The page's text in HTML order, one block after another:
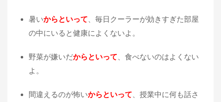
暑いからといって 、毎日クーラーが効きすぎた部屋
の中にいると健康によくないよ。
野菜が嫌いだからといって 、食べないのはよくない
よ。
間違えるのが怖いからといって 、授業中に何も話さ